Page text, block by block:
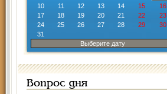
10
11 12 13 14 15
16
17
18 19 20 21 22
23
24
25 26 27 28 29
30
31
Выберите дату
Вопрос дня